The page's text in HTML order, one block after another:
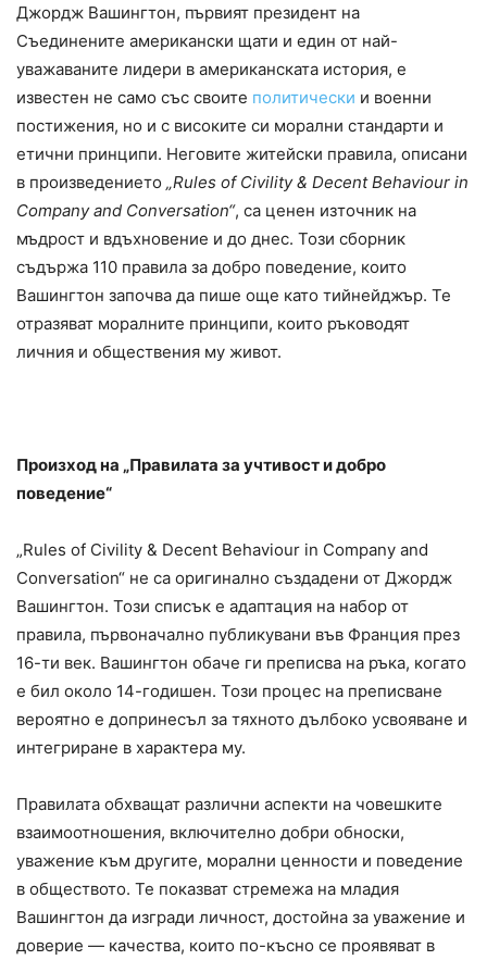
Джордж Вашингтон, първият президент на
Съединените американски щати и един от най-
уважаваните лидери в американската история, е
известен не само със своите политически и военни
постижения, но и с високите си морални стандарти и
етични принципи. Неговите житейски правила, описани
в произведението „Rules of Civility & Decent Behaviour in
Company and Conversation“, са ценен източник на
мъдрост и вдъхновение и до днес. Този сборник
съдържа 110 правила за добро поведение, които
Вашингтон започва да пише още като тийнейджър. Те
отразяват моралните принципи, които ръководят
личния и обществения му живот.
Произход на „Правилата за учтивост и добро
поведение“
„Rules of Civility & Decent Behaviour in Company and
Conversation“ не са оригинално създадени от Джордж
Вашингтон. Този списък е адаптация на набор от
правила, първоначално публикувани във Франция през
16-ти век. Вашингтон обаче ги преписва на ръка, когато
е бил около 14-годишен. Този процес на преписване
вероятно е допринесъл за тяхното дълбоко усвояване и
интегриране в характера му.
Правилата обхващат различни аспекти на човешките
взаимоотношения, включително добри обноски,
уважение към другите, морални ценности и поведение
в обществото. Те показват стремежа на младия
Вашингтон да изгради личност, достойна за уважение и
доверие — качества, които по-късно се проявяват в